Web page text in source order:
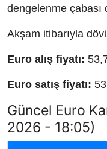
dengelenme çabası
Akşam itibarıyla
Euro alış fiyatı:
Euro satış fiyatı:
Güncel Euro
2026 - 18:05)